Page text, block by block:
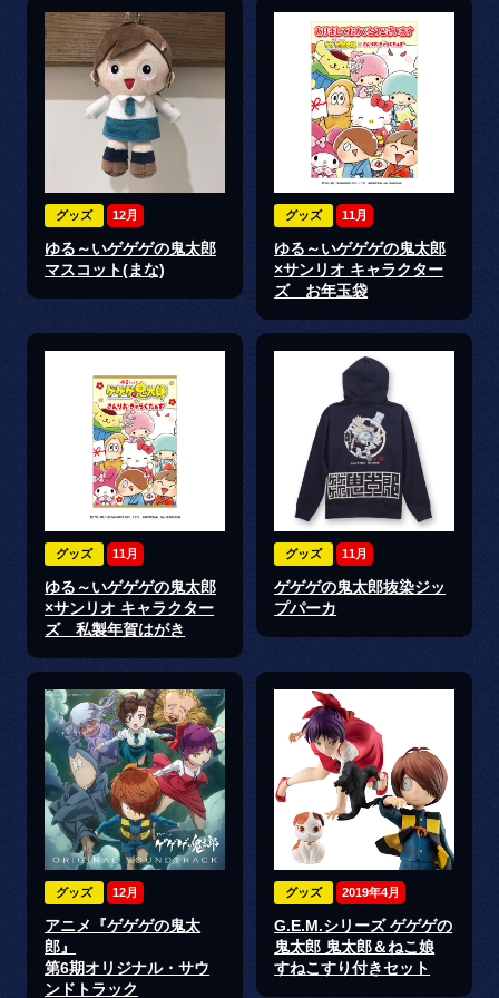
グッズ 12月
ゆる～いゲゲゲの鬼太郎
マスコット(まな)
グッズ 11月
ゆる～いゲゲゲの鬼太郎
×サンリオ キャラクター
ズ お年玉袋
グッズ 11月
ゆる～いゲゲゲの鬼太郎
×サンリオ キャラクター
ズ 私製年賀はがき
グッズ 11月
ゲゲゲの鬼太郎抜染ジッ
プパーカ
グッズ 12月
アニメ『ゲゲゲの鬼太
郎』
第6期オリジナル・サウ
ンドトラック
グッズ 2019年4月
G.E.M.シリーズ ゲゲゲの
鬼太郎 鬼太郎＆ねこ娘
すねこすり付きセット